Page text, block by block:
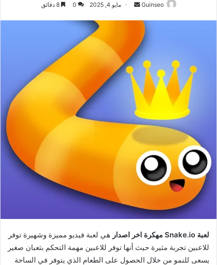
Guinseo
أرسلمايو 4, 2025 0 8 دقائق
لعبة Snake.io مهكرة اخر اصدار
هي لعبة فيديو مميزة وشهيرة توفر
للاعبين تجربة مثيرة حيث أنها توفر للاعبين مهمة التحكم بثعبان صغير
يسعى للنمو من خلال الحصول على الطعام الذي يتوفر في الساحة